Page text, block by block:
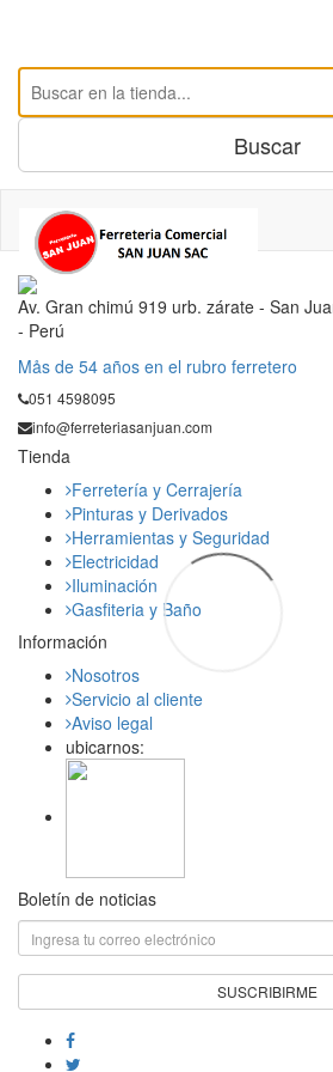
Av. Gran chimú 919 urb. zárate - San
- Perú
Mås de 54 años en el rubro ferretero
051 4598095
info@ferreteriasanjuan.com
Tienda
Ferretería y Cerrajería
Pinturas y Derivados
Herramientas y Seguridad
Electricidad
Iluminación
Gasfiteria y Baño
Información
Nosotros
Servicio al cliente
Aviso legal
ubicarnos:
Boletín de noticias